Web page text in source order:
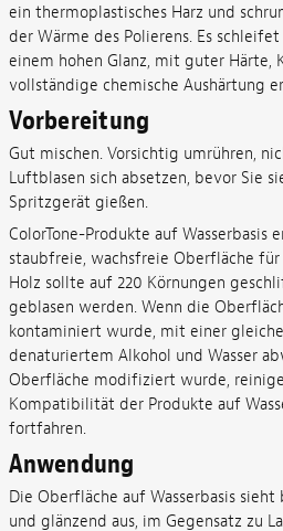
ein thermoplastisches Harz und
der Wärme des Polierens. Es
einem hohen Glanz, mit guter Härte,
vollständige chemische Aushärtung
Vorbereitung
Gut mischen. Vorsichtig umrühren,
Luftblasen sich absetzen, bevor Sie
Spritzgerät gießen.
ColorTone-Produkte auf Wasserbasis
staubfreie, wachsfreie Oberfläche
Holz sollte auf 220 Körnungen
geblasen werden. Wenn die
kontaminiert wurde, mit einer
denaturiertem Alkohol und Wasser
Oberfläche modifiziert wurde,
Kompatibilität der Produkte auf
fortfahren.
Anwendung
Die Oberfläche auf Wasserbasis
und glänzend aus, im Gegensatz zu